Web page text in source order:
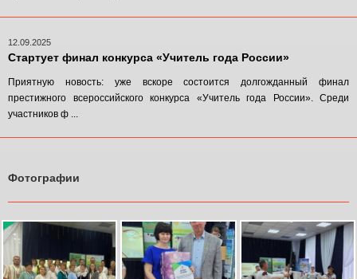
12.09.2025
Стартует финал конкурса «Учитель года России»
Приятную новость: уже вскоре состоится долгожданный финал
престижного всероссийского конкурса «Учитель года России». Среди
участников ф ...
Фотографии